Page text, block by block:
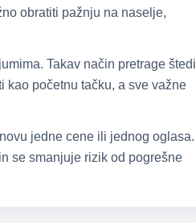
obratiti pažnju na naselje,
Takav način pretrage štedi
kao početnu tačku, a sve važne
jedne cene ili jednog oglasa.
se smanjuje rizik od pogrešne